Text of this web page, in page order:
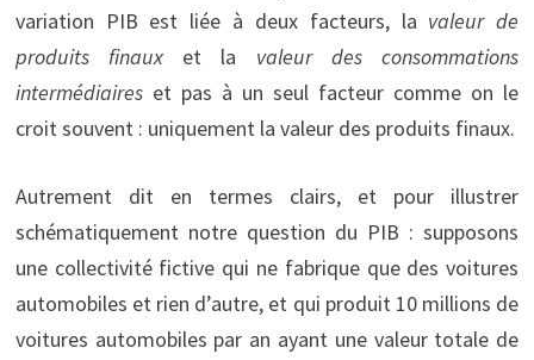
variation PIB est liée à deux facteurs, la valeur de
produits finaux et la valeur des consommations
intermédiaireset pas à un seul facteur comme on le
croit souvent : uniquement la valeur des produits finaux.
Autrement dit en termes clairs, et pour illustrer
schématiquement notre question du PIB : supposons
une collectivité fictive qui ne fabrique que des voitures
automobiles et rien d’autre, et qui produit 10 millions de
voitures automobiles par an ayant une valeur totale de